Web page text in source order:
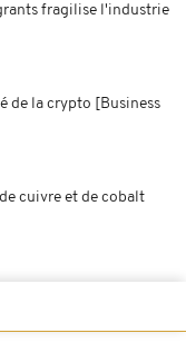
fragilise l'industrie
de la crypto [Business
cuivre et de cobalt